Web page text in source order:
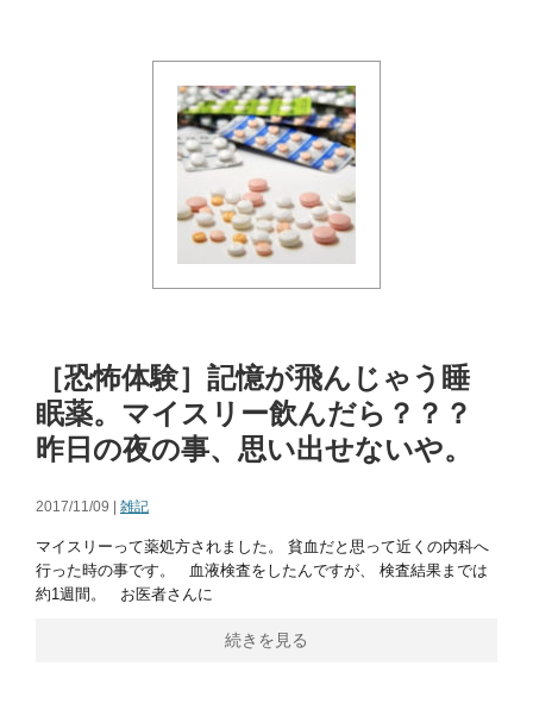
［恐怖体験］記憶が飛んじゃう睡
眠薬。マイスリー飲んだら？？？
昨日の夜の事、思い出せないや。
2017/11/09 | 雑記
マイスリーって薬処方されました。 貧血だと思って近くの内科へ
行った時の事です。 血液検査をしたんですが、 検査結果までは
約1週間。 お医者さんに
続きを見る